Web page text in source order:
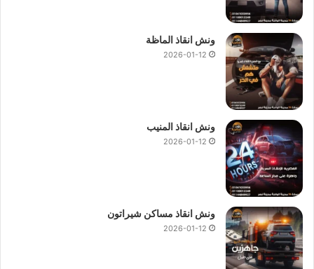
ونش انقاذ الماظة
2026-01-12
ونش انقاذ المنيب
2026-01-12
ونش انقاذ مساكن شيراتون
2026-01-12